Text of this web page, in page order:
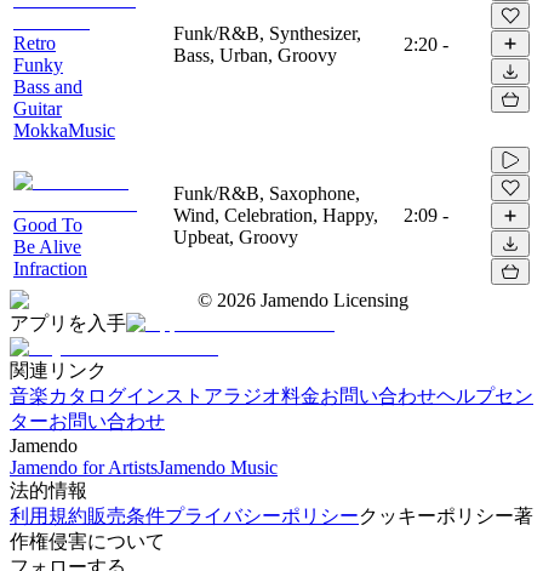
Retro
Funky
Bass and
Guitar
MokkaMusic
Funk/R&B, Synthesizer,
Bass, Urban, Groovy
2:20 -
Good To
Be Alive
Infraction
Funk/R&B, Saxophone,
Wind, Celebration, Happy,
Upbeat, Groovy
2:09 -
© 2026 Jamendo Licensing
アプリを入手
関連リンク
音楽カタログインストアラジオ料金お問い合わせヘルプセン
ターお問い合わせ
Jamendo
Jamendo for ArtistsJamendo Music
法的情報
利用規約販売条件プライバシーポリシークッキーポリシー著
作権侵害について
フォローする